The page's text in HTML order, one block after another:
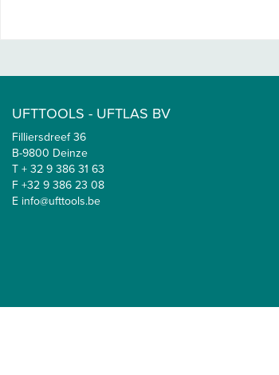
UFTTOOLS - UFTLAS BV
Filliersdreef 36
B-9800 Deinze
T + 32 9 386 31 63
F +32 9 386 23 08
E info@ufttools.be